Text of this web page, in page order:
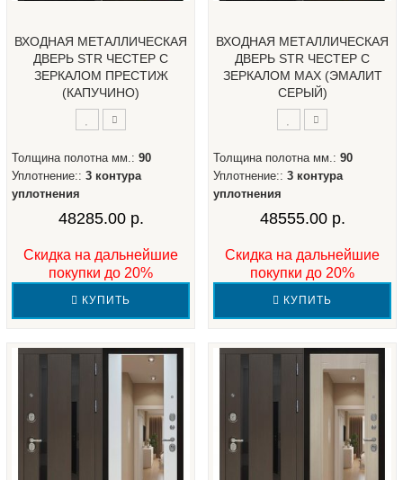
ВХОДНАЯ МЕТАЛЛИЧЕСКАЯ
ДВЕРЬ STR ЧЕСТЕР С
ЗЕРКАЛОМ ПРЕСТИЖ
(КАПУЧИНО)
Толщина полотна мм.: 90
Уплотнение:: 3 контура
уплотнения
48285.00 р.
Скидка на дальнейшие
покупки до 20%
КУПИТЬ
ВХОДНАЯ МЕТАЛЛИЧЕСКАЯ
ДВЕРЬ STR ЧЕСТЕР С
ЗЕРКАЛОМ МАХ (ЭМАЛИТ
СЕРЫЙ)
Толщина полотна мм.: 90
Уплотнение:: 3 контура
уплотнения
48555.00 р.
Скидка на дальнейшие
покупки до 20%
КУПИТЬ